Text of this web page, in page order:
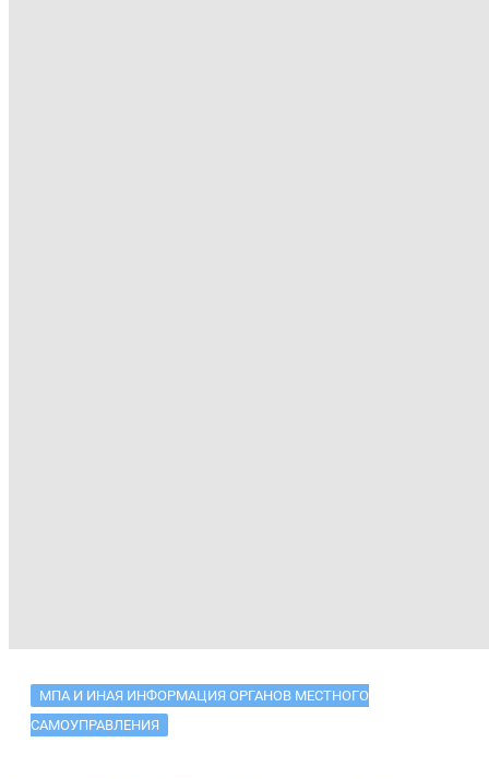
МПА И ИНАЯ ИНФОРМАЦИЯ ОРГАНОВ МЕСТНОГО
САМОУПРАВЛЕНИЯ